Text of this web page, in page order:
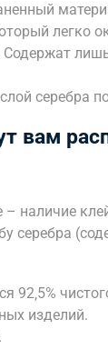
легко
серебра
вам
– наличие
серебра
92‚5%
изделий.